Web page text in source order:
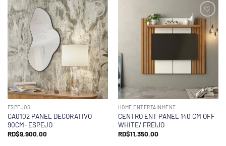
ESPEJOS
CA0102 PANEL DECORATIVO
90CM- ESPEJO
RD$9,900.00
HOME ENTERTAINMENT
CENTRO ENT PANEL 140 CM OFF
WHITE/ FREIJO
RD$11,350.00